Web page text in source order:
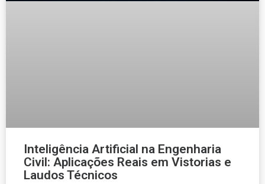
Inteligência Artificial na Engenharia
Civil: Aplicações Reais em Vistorias e
Laudos Técnicos